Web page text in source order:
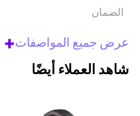
الضمان‬
عرض جميع المواصفات+
شاهد العملاء أيضًا